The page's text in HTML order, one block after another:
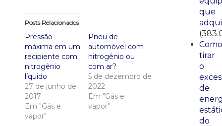
Posts Relacionados
Pressão
máxima em um
recipiente com
nitrogênio
líquido
27 de junho de
2017
Em "Gás e
vapor"
Pneu de
automóvel com
nitrogênio ou
com ar?
5 de dezembro de
2022
Em "Gás e
vapor"
que
Como
tirar
o
de
do